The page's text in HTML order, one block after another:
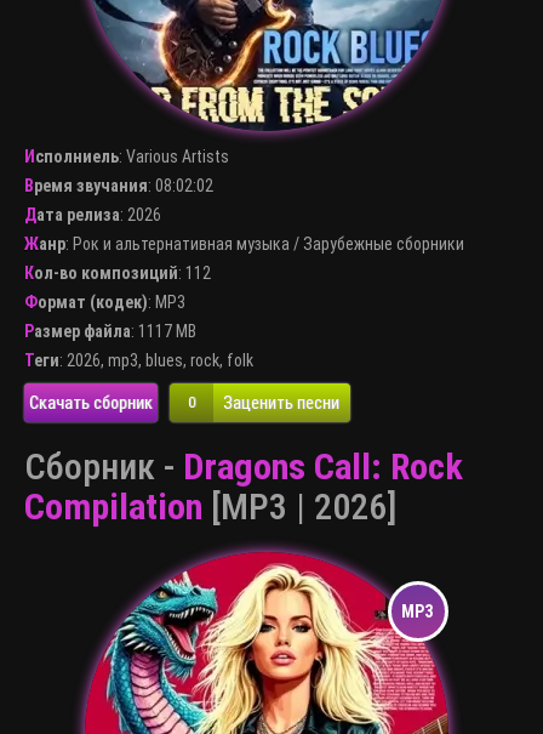
Исполниель: Various Artists
Время звучания: 08:02:02
Дата релиза: 2026
Жанр: Рок и альтернативная музыка / Зарубежные сборники
Кол-во композиций: 112
Формат (кодек): MP3
Размер файла: 1117 MB
Теги: 2026, mp3, blues, rock, folk
Скачать сборник 0 Заценить песни
Сборник - Dragons Call: Rock
Compilation [MP3 | 2026]